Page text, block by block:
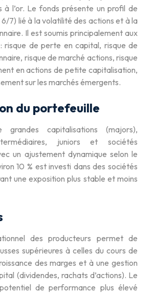
à l’or. Le fonds présente un profil de
6/7) lié à la volatilité des actions et à la
Il est soumis principalement aux
risque de perte en capital, risque de
risque de marché actions, risque
en actions de petite capitalisation,
sur les marchés émergents.
du portefeuille
grandes capitalisations (majors),
juniors et sociétés
un ajustement dynamique selon le
10 % est investi dans des sociétés
une exposition plus stable et moins
des producteurs permet de
supérieures à celles du cours de
des marges et à une gestion
(dividendes, rachats d’actions). Le
de performance plus élevé